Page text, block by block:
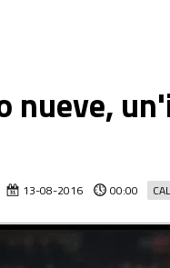
nueve,
13-08-2016 00:00